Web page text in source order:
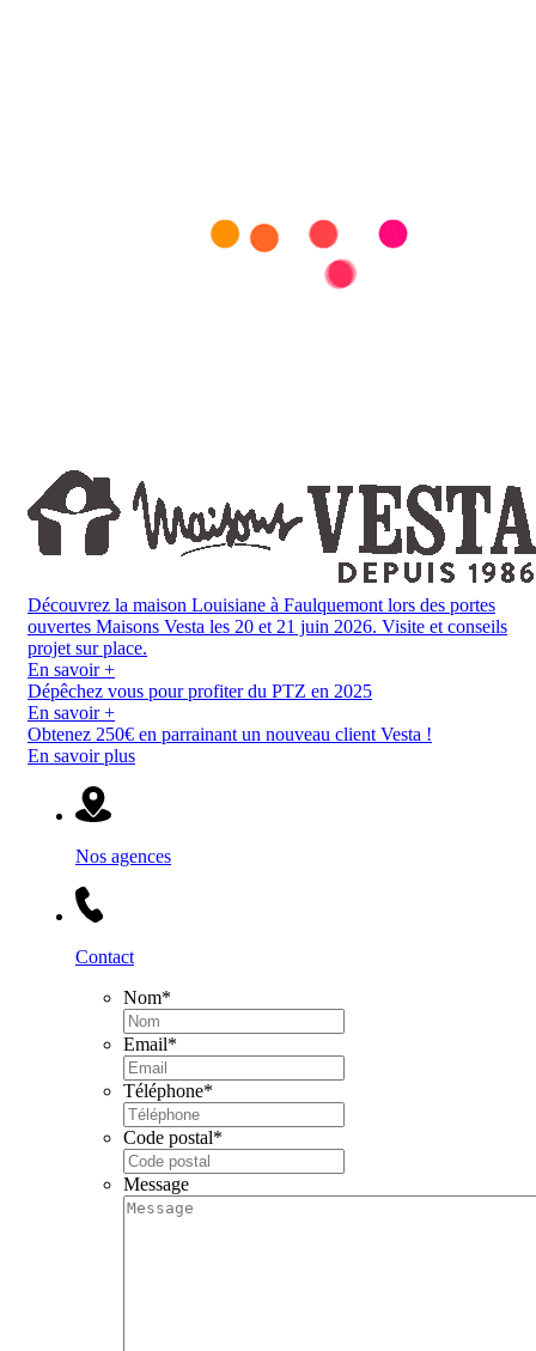
Découvrez la maison Louisiane à Faulquemont lors des portes
ouvertes Maisons Vesta les 20 et 21 juin 2026. Visite et conseils
projet sur place.
En savoir +
Dépêchez vous pour profiter du PTZ en 2025
En savoir +
Obtenez 250€ en parrainant un nouveau client Vesta !
En savoir plus
Nos agences
Contact
Nom*
Email*
Téléphone*
Code postal*
Message